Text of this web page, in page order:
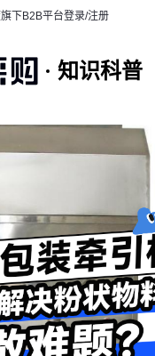
下B2B平台登录/注册
知识科普